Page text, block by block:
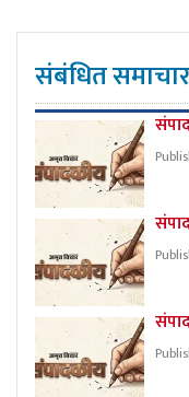
संबंधित समाचार